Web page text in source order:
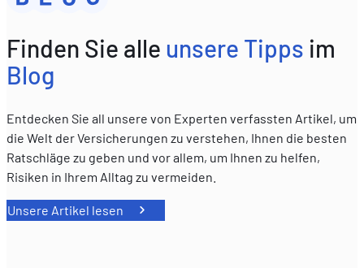
zweiter
Wenn
trifft
Finden Sie alle unsere Tipps im
Blog
Entdecken Sie all unsere von Experten verfassten Artikel, um
die Welt der Versicherungen zu verstehen, Ihnen die besten
Ratschläge zu geben und vor allem, um Ihnen zu helfen,
Risiken in Ihrem Alltag zu vermeiden.
Unsere Artikel lesen